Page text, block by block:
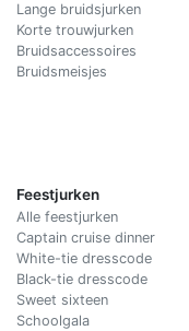
Lange bruidsjurken
Korte trouwjurken
Bruidsaccessoires
Bruidsmeisjes
Feestjurken
Alle feestjurken
Captain cruise dinner
White-tie dresscode
Black-tie dresscode
Sweet sixteen
Schoolgala